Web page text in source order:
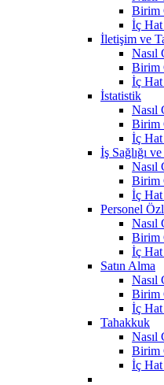
Birim
İç
İletişim ve
Nasıl
Birim
İç
İstatistik
Nasıl
Birim
İç
İş Sağlığı
Nasıl
Birim
İç
Personel
Nasıl
Birim
İç
Satın Alma
Nasıl
Birim
İç
Tahakkuk
Nasıl
Birim
İç